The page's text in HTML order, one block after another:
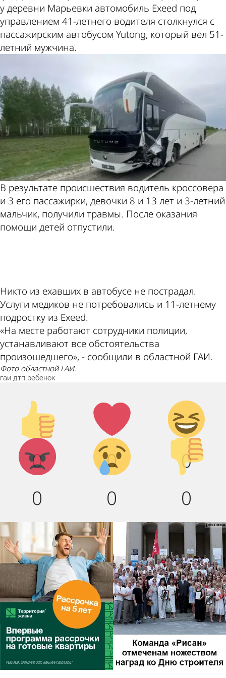
у деревни Марьевки автомобиль Exeed под
управлением 41-летнего водителя столкнулся с
пассажирским автобусом Yutong, который вел 51-
летний мужчина.
В результате происшествия водитель кроссовера
и 3 его пассажирки, девочки 8 и 13 лет и 3-летний
мальчик, получили травмы. После оказания
помощи детей отпустили.
Никто из ехавших в автобусе не пострадал.
Услуги медиков не потребовались и 11-летнему
подростку из Exeed.
«На месте работают сотрудники полиции,
устанавливают все обстоятельства
произошедшего», - сообщили в областной ГАИ.
Фото областной ГАИ.
гаи дтп ребенок
Палец
вверх!
0
Лайк!
0
Дикий
смех!
0
Агрессия!
0
Грусть :(
0
Палец
вниз!
0